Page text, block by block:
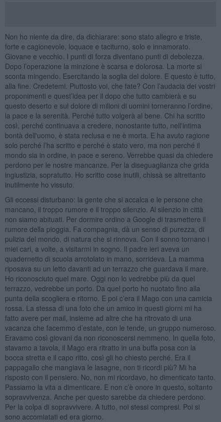
Non ho niente da dire, da dichiarare: sono stato allegro e triste,
forte e cagionevole, loquace e taciturno, solo e innamorato.
Giovane e vecchio. I punti di forza diventano punti di debolezza.
Dopo l’operazione la minzione è scarsa e dolorosa. La morte si
sconta mingendo. Esercitando la soglia del dolore. E questo è tutto,
alla fine. Credetemi. Piuttosto voi, che fate? Con l’audacia dei vostri
proponimenti e quest’idea per il dopo che tutto cambierà e su
questo deserto e sul dolore di milioni di uomini torneranno l’ordine,
la pace e la serenità. Perché tutto volgerà al bene. Chi ha scritto
così, perché continuava a credere, nonostante tutto, nell'intima
bontà dell'uomo, è stata reclusa e ne è morta. E ha avuto ragione
solo perché l’ha scritto e perché è stato vero, ma non perché il
mondo sia in ordine, in pace e sereno. Verrebbe quasi da chiedere
perdono per le nostre mancanze. Per la diseguaglianza che grida
ingiustizia, sopratutto. Ho scritto cose inutili, chissà se altrettanto
inutilmente ho vissuto.
Gli eccessi disturbano: la gente che si accalca e le persone che
mancano, il troppo rumore e il troppo silenzio. Al silenzio in città
non siamo abituati. Per dormire ordino a Google di trasmettere il
rumore della pioggia. Fa compagnia, dà un senso di purezza, di
pulizia del mondo, di natura che si rinnova. Con il sonno tornano i
miei cari, a volte, a visitarmi in sogno. Il padre ieri aveva un
quadernetto di scuola arrotolato in mano, sorrideva. La mamma
riposava su un letto davanti ad un terrazzo che guardava il mare.
Ho riconosciuto quel mare. Oggi non lo vedrebbe più da quel
terrazzo, vedrebbe un porto. Da quel porto ho nuotato fino alla
punta della scogliera e ritorno. E poi c’era il Mago con una camicia
rossa. La stessa di una foto che un amico in questi giorni mi ha
fatto avere per mail, insieme ad altre che ha ritrovato di una
vacanza che facemmo d’estate, con le tende, un gruppo numeroso.
Eravamo così giovani da non riconoscersi nemmeno. In quella foto,
stavamo a tavola, il Mago era ritratto in una buffa posa con la
bocca stretta e il capo ritto, così gli ho chiesto perché. Era il
pappagallo che mangiava le lasagne, non ti ricordi più? Mi ha
risposto con il pensiero. No, non mi ricordavo, ho dimenticato tanto.
Passiamo la vita a dimenticare. E non c’è onore in questo, soltanto
sopravvivenza. Anche per questo sarebbe da chiedere perdono.
Per la colpa di sopravvivere. A tutto, noi stessi compresi. Poi si
sono accomiatati ed era giorno.